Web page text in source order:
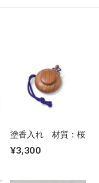
塗香入れ 材質：桜
¥3,300